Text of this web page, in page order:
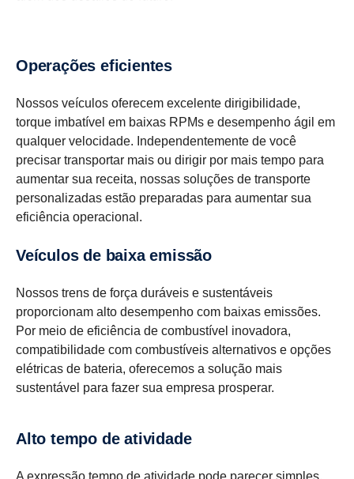
Operações eficientes
Nossos veículos oferecem excelente dirigibilidade,
torque imbatível em baixas RPMs e desempenho ágil em
qualquer velocidade. Independentemente de você
precisar transportar mais ou dirigir por mais tempo para
aumentar sua receita, nossas soluções de transporte
personalizadas estão preparadas para aumentar sua
eficiência operacional.
Veículos de baixa emissão
Nossos trens de força duráveis e sustentáveis
proporcionam alto desempenho com baixas emissões.
Por meio de eficiência de combustível inovadora,
compatibilidade com combustíveis alternativos e opções
elétricas de bateria, oferecemos a solução mais
sustentável para fazer sua empresa prosperar.
Alto tempo de atividade
A expressão tempo de atividade pode parecer simples,